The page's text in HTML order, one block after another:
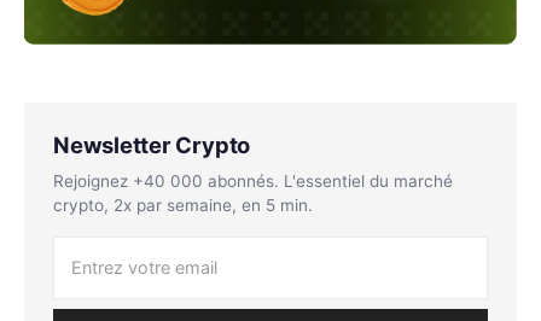
Newsletter Crypto
Rejoignez +40 000 abonnés. L'essentiel du marché
crypto, 2x par semaine, en 5 min.